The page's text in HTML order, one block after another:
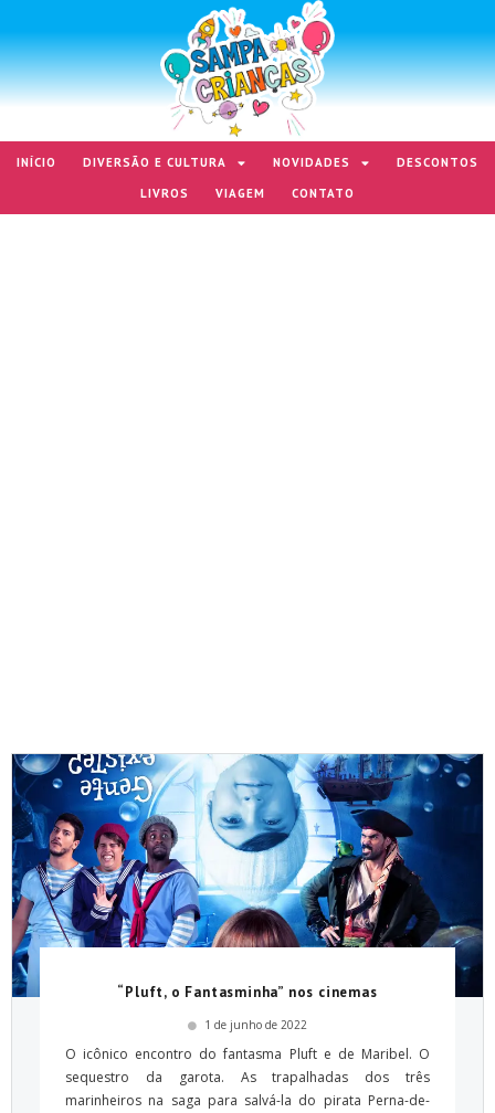
INÍCIO DIVERSÃO E CULTURA NOVIDADES
DESCONTOS
LIVROS
VIAGEM CONTATO
“Pluft, o Fantasminha” nos cinemas
1 de junho de 2022
O icônico encontro do fantasma Pluft e de Maribel. O
sequestro da garota. As trapalhadas dos três
marinheiros na saga para salvá-la do pirata Perna-de-